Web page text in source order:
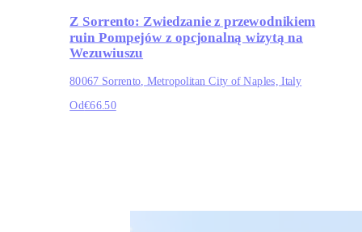
Z Sorrento: Zwiedzanie z przewodnikiem
ruin Pompejów z opcjonalną wizytą na
Wezuwiuszu
80067 Sorrento, Metropolitan City of Naples, Italy
Od€66.50